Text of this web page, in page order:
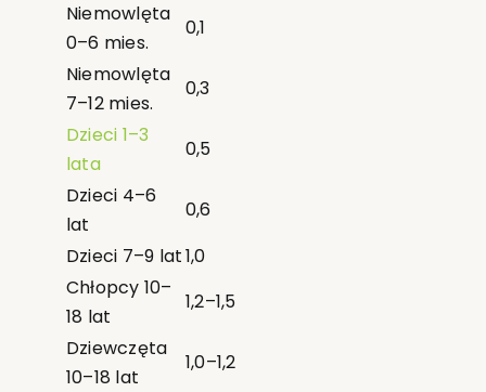
Niemowlęta
0–6 mies.
0,1
Niemowlęta
7–12 mies.
0,3
Dzieci 1–3
lata
0,5
Dzieci 4–6
lat
0,6
Dzieci 7–9 lat1,0
Chłopcy 10–
18 lat
1,2–1,5
Dziewczęta
10–18 lat
1,0–1,2